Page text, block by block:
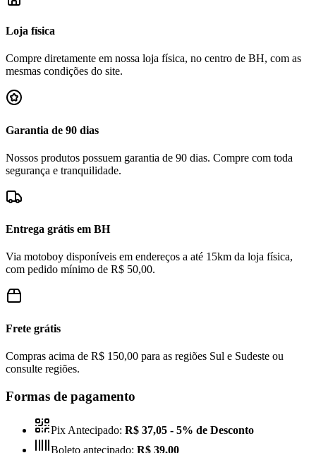
Loja física
Compre diretamente em nossa loja física, no centro de BH, com as
mesmas condições do site.
Garantia de 90 dias
Nossos produtos possuem garantia de 90 dias. Compre com toda
segurança e tranquilidade.
Entrega grátis em BH
Via motoboy disponíveis em endereços a até 15km da loja física,
com pedido mínimo de R$ 50,00.
Frete grátis
Compras acima de R$ 150,00 para as regiões Sul e Sudeste ou
consulte regiões.
Formas de pagamento
Pix Antecipado: R$ 37,05 - 5% de Desconto
Boleto antecipado: R$ 39,00